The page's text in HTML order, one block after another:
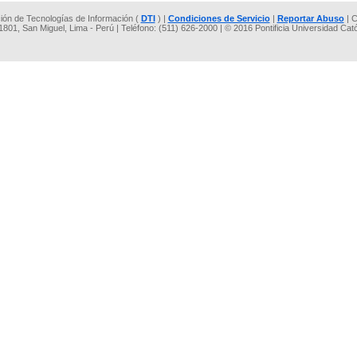
de Tecnologías de Información ( DTI) | Condiciones de Servicio| Reportar Abuso|
San Miguel, Lima - Perú | Teléfono: (511) 626-2000 | © 2016 Pontificia Universidad